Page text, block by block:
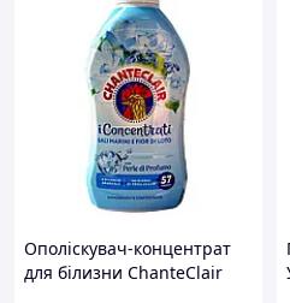
екології ім. А.Н. Марзеєва
Ополіскувач-концентрат
для білизни ChanteClair